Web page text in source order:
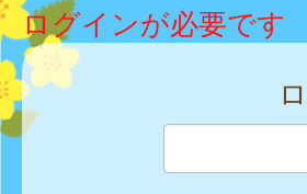
ログインが必要です